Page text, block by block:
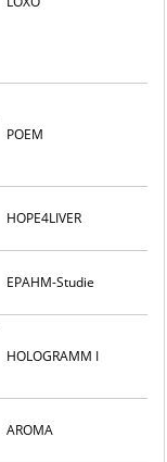
POEM
HOPE4LIVER
EPAHM-Studie
HOLOGRAMM I
AROMA